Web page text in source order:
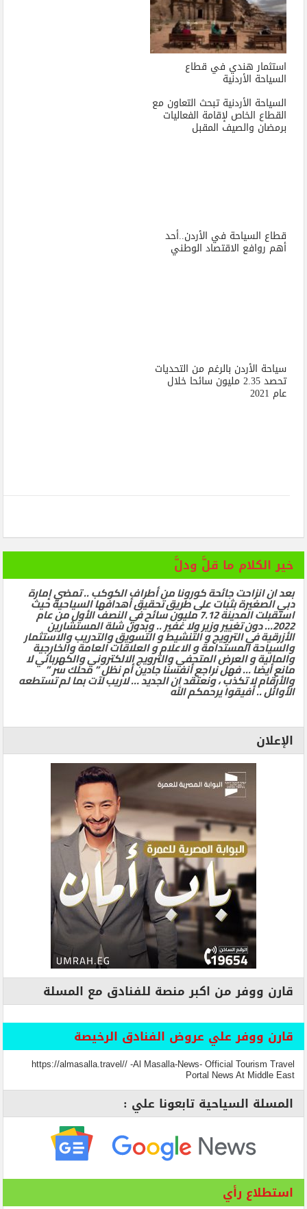
استثمار هندي في قطاع
السياحة الأردنية
السياحة الأردنية تبحث التعاون مع
القطاع الخاص لإقامة الفعاليات
برمضان والصيف المقبل
قطاع السياحة في الأردن..أحد
أهم روافع الاقتصاد الوطني
سياحة الأردن بالرغم من التحديات
تحصد 2.35 مليون سائحا خلال
عام 2021
خير الكلام ما قلَّ ودلَّ
بعد ان انزاحت جائحة كورونا من أطراف الكوكب .. تمضي إمارة
دبي الصغيرة بثبات على طريق تحقيق أهدافها السياحية حيث
استقبلت المدينة 7.12 مليون سائح في النصف الأول من عام
2022… دون تغيير وزير ولا غفير .. وبدون شلة المستشارين
الأزرقية في الترويج و التنشيط و التسويق والتدريب والاستثمار
والسياحة المستدامة و الاعلام و العلاقات العامة والخارجية
والمالية و العرض المتحفي والترويج الالكتروني والكهربائي لا
مانع أيضا … فهل نراجع أنفسنا جادين أم نظل ” محلك سر ”
والأرقام لا تكذب ، ونعتقد ان الجديد … لاريب لآت بما لم تستطعه
الأوائل .. أفيقوا يرحمكم الله
الإعلان
قارن ووفر من اكبر منصة للفنادق مع المسلة
قارن ووفر علي عروض الفنادق الرخيصة
https://almasalla.travel// -Al Masalla-News- Official Tourism Travel
Portal News At Middle East
المسلة السياحية تابعونا علي :
استطلاع رأي